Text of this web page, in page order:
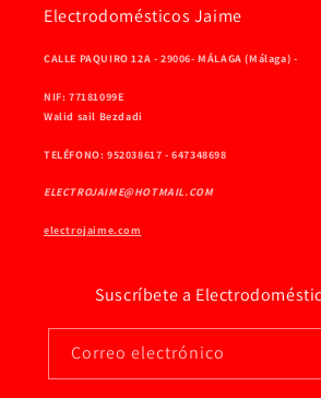
Electrodomésticos Jaime
CALLE PAQUIRO 12A - 29006- MÁLAGA (Málaga) -
NIF: 77181099E
Walid sail Bezdadi
TELÉFONO: 952038617 - 647348698
ELECTROJAIME@HOTMAIL.COM
electrojaime.com
Suscríbete a
Correo electrónico